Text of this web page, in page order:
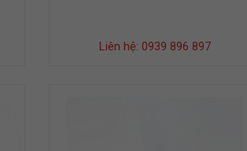
Liên hệ: 0939 896 897